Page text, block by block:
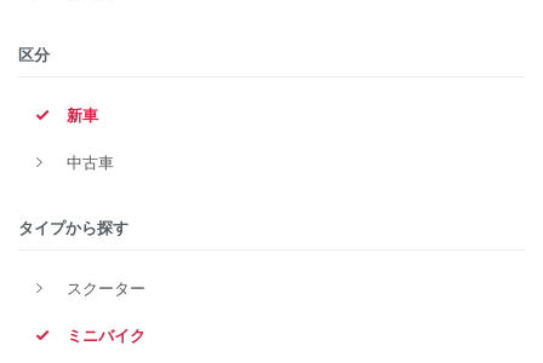
区分
新車
中古車
タイプから探す
スクーター
ミニバイク
排気量